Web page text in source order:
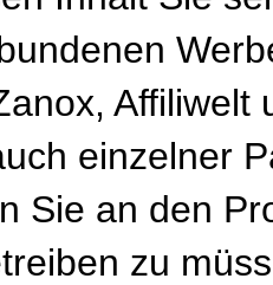
Affiliwelt
einzelner
Sie an den
zu